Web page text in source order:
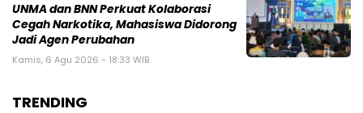
UNMA dan BNN Perkuat Kolaborasi
Cegah Narkotika, Mahasiswa Didorong
Jadi Agen Perubahan
Kamis, 6 Agu 2026 - 18:33 WIB
TRENDING